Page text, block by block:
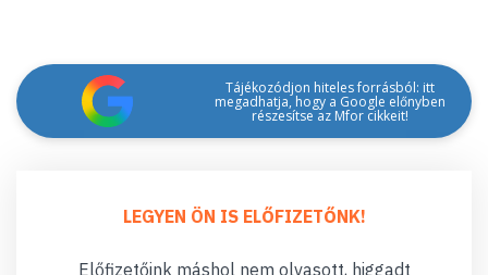
Tájékozódjon hiteles forrásból: itt
megadhatja, hogy a Google előnyben
részesítse az Mfor cikkeit!
LEGYEN ÖN IS ELŐFIZETŐNK!
Előfizetőink máshol nem olvasott, higgadt